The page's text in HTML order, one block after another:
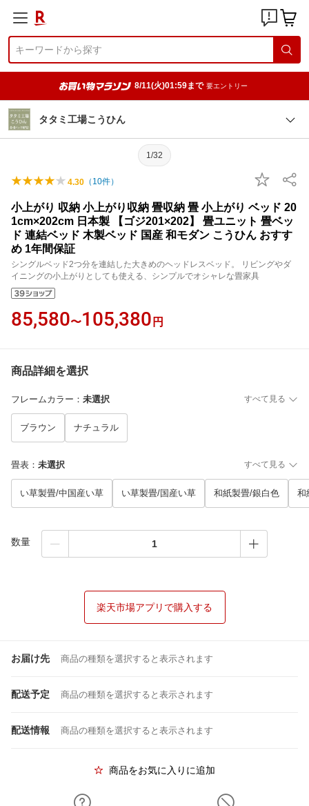
8/11(火)01:59まで 要エントリー
タタミ工場こうひん
1/32
4.30 （ 10件）
小上がり 収納 小上がり収納 畳収納 畳 小上がり ベッド 20
1cm×202cm 日本製 【ゴジ201×202】 畳ユニット 畳ベッ
ド 連結ベッド 木製ベッド 国産 和モダン こうひん おすす
め 1年間保証
シングルベッド2つ分を連結した大きめのヘッドレスベッド。 リビングやダ
イニングの小上がりとしても使える、シンプルでオシャレな畳家具
85,580〜105,380 円
商品詳細を選択
フレームカラー ： 未選択 すべて見る
ブラウン ナチュラル
畳表 ： 未選択 すべて見る
い草製畳/中国産い草 い草製畳/国産い草 和紙製畳/銀白色 和
数量
楽天市場アプリで購入する
お届け先 商品の種類を選択すると表示されます
配送予定 商品の種類を選択すると表示されます
配送情報 商品の種類を選択すると表示されます
商品をお気に入りに追加